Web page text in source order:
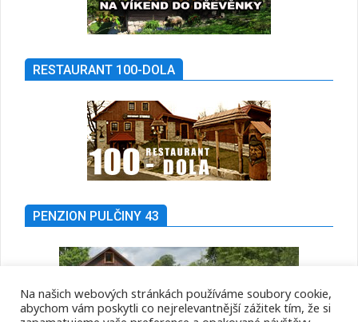
RESTAURANT 100-DOLA
PENZION PULČINY 43
Na našich webových stránkách používáme soubory cookie,
abychom vám poskytli co nejrelevantnější zážitek tím, že si